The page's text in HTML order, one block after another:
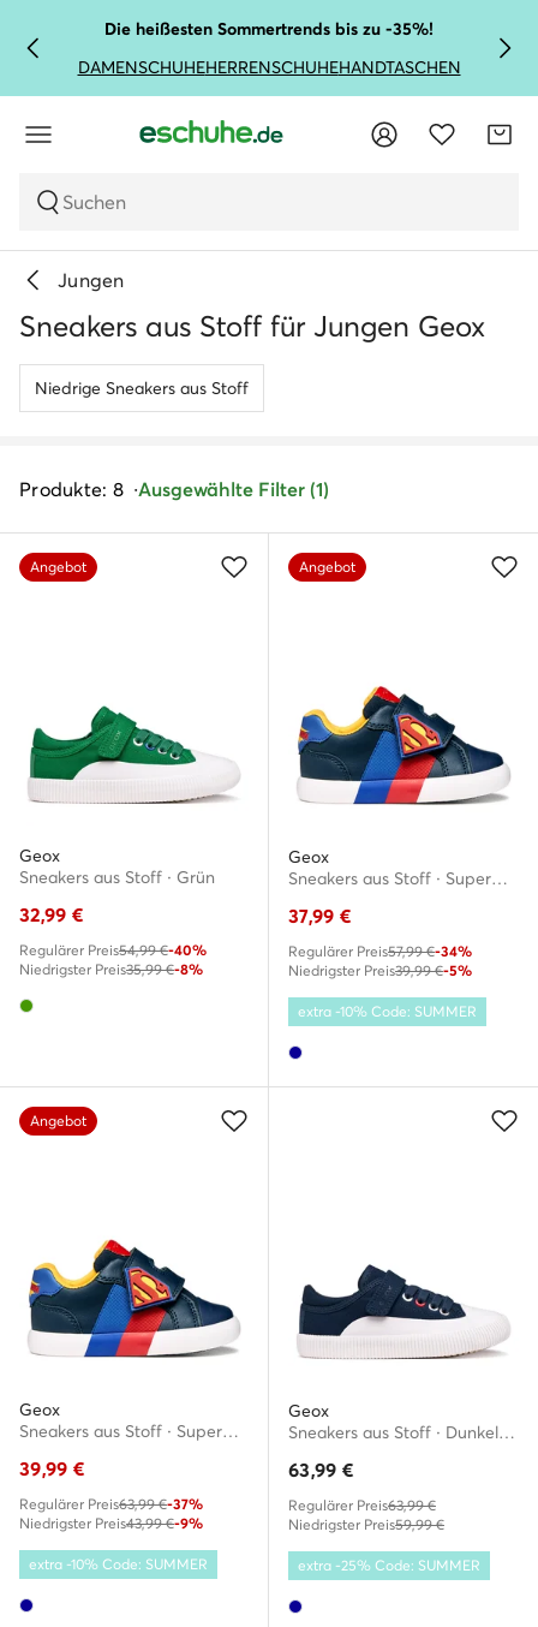
Die heißesten Sommertrends bis zu -35%!
DAMENSCHUHEHERRENSCHUHEHANDTASCHEN
Suchen
Jungen
Sneakers aus Stoff für Jungen Geox
Niedrige Sneakers aus Stoff
Produkte: 8 Ausgewählte Filter (1)
Angebot
Geox
Sneakers aus Stoff · Grün
32,99 €
Regulärer Preis54,99 €-40%
Niedrigster Preis35,99 €-8%
Angebot
Geox
Sneakers aus Stoff · Superman · Dunkelblau
37,99 €
Regulärer Preis57,99 €-34%
Niedrigster Preis39,99 €-5%
extra -10% Code: SUMMER
Angebot
Geox
Sneakers aus Stoff · Superman · Dunkelblau
39,99 €
Regulärer Preis63,99 €-37%
Niedrigster Preis43,99 €-9%
extra -10% Code: SUMMER
Geox
Sneakers aus Stoff · Dunkelblau
63,99 €
Regulärer Preis63,99 €
Niedrigster Preis59,99 €
extra -25% Code: SUMMER